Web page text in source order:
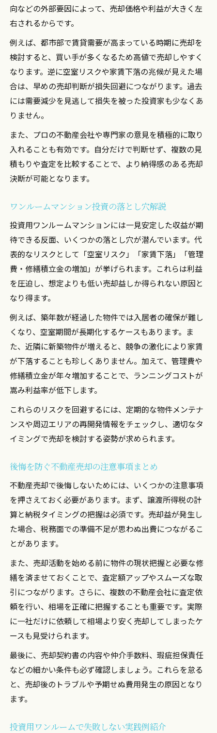
向などの外部要因によって、売却価格や利益が大きく左
右されるからです。
例えば、都市部で賃貸需要が高まっている時期に売却を
検討すると、買い手が多くなるため高値で売却しやすく
なります。逆に空室リスクや家賃下落の兆候が見えた場
合は、早めの売却判断が損失回避につながります。過去
には需要減少を見逃して損失を被った投資家も少なくあ
りません。
また、プロの不動産会社や専門家の意見を積極的に取り
入れることも有効です。自分だけで判断せず、複数の見
積もりや査定を比較することで、より納得感のある売却
決断が可能となります。
ワンルームマンション投資の落とし穴解説
投資用ワンルームマンションには一見安定した収益が期
待できる反面、いくつかの落とし穴が潜んでいます。代
表的なリスクとして「空室リスク」「家賃下落」「管理
費・修繕積立金の増加」が挙げられます。これらは利益
を圧迫し、想定よりも低い売却益しか得られない原因と
なり得ます。
例えば、築年数が経過した物件では入居者の確保が難し
くなり、空室期間が長期化するケースもあります。ま
た、近隣に新築物件が増えると、競争の激化により家賃
が下落することも珍しくありません。加えて、管理費や
修繕積立金が年々増加することで、ランニングコストが
嵩み利益率が低下します。
これらのリスクを回避するには、定期的な物件メンテナ
ンスや周辺エリアの再開発情報をチェックし、適切なタ
イミングで売却を検討する姿勢が求められます。
後悔を防ぐ不動産売却の注意事項まとめ
不動産売却で後悔しないためには、いくつかの注意事項
を押さえておく必要があります。まず、譲渡所得税の計
算と納税タイミングの把握は必須です。売却益が発生し
た場合、税務面での準備不足が思わぬ出費につながるこ
とがあります。
また、売却活動を始める前に物件の現状把握と必要な修
繕を済ませておくことで、査定額アップやスムーズな取
引につながります。さらに、複数の不動産会社に査定依
頼を行い、相場を正確に把握することも重要です。実際
に一社だけに依頼して相場より安く売却してしまったケ
ースも見受けられます。
最後に、売却契約書の内容や仲介手数料、瑕疵担保責任
などの細かい条件も必ず確認しましょう。これらを怠る
と、売却後のトラブルや予期せぬ費用発生の原因となり
ます。
投資用ワンルームで失敗しない実践例紹介